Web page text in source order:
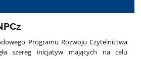
Programu Rozwoju Czytelnictwa
szereg inicjatyw mających na celu